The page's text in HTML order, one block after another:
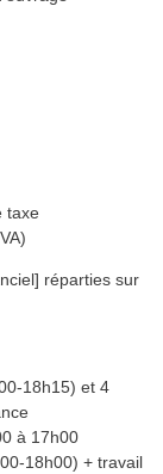
taxe
réparties sur
18h15) et 4
à 17h00
18h00) + travail